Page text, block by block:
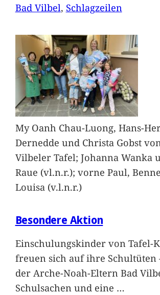
Bad Vilbel, Schlagzeilen
My Oanh Chau-Luong, Hans-
Dernedde und Christa Gobst
Vilbeler Tafel; Johanna Wanka
Raue (vl.n.r.); vorne Paul,
Louisa (v.l.n.r.)
Besondere Aktion
Einschulungskinder von Tafel-
freuen sich auf ihre Schultüten
der Arche-Noah-Eltern Bad
Schulsachen und eine …